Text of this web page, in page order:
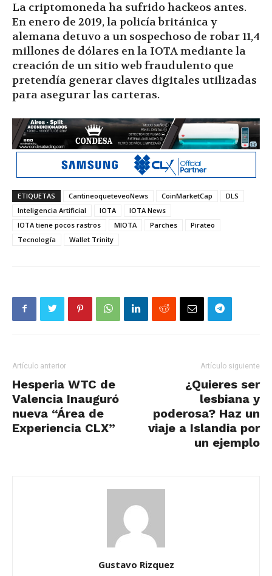
La criptomoneda ha sufrido hackeos antes.
En enero de 2019, la policía británica y
alemana detuvo a un sospechoso de robar 11,4
millones de dólares en la IOTA mediante la
creación de un sitio web fraudulento que
pretendía generar claves digitales utilizadas
para asegurar las carteras.
ETIQUETAS CantineoqueteveoNews CoinMarketCap
DLS
Inteligencia Artificial
IOTA
IOTA News
IOTA tiene pocos rastros
MIOTA Parches
Pirateo
Tecnología
Wallet Trinity
Artículo anterior
Hesperia WTC de
Valencia Inauguró
nueva “Área de
Experiencia CLX”
Artículo siguiente
¿Quieres ser
lesbiana y
poderosa? Haz un
viaje a Islandia por
un ejemplo
Gustavo Rizquez